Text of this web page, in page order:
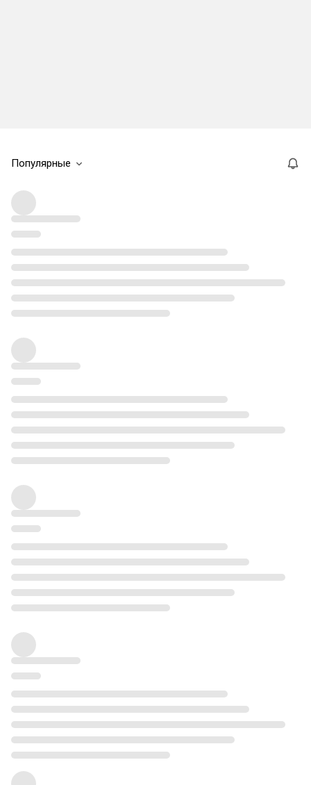
Популярные